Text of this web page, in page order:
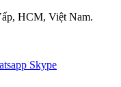
HCM, Việt Nam.
Skype